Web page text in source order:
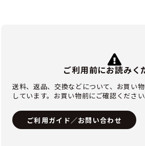
ご利用前にお読みく
送料、返品、交換などについて、お買い
しています。お買い物前にご確認ください
ご利用ガイド／お問い合わせ